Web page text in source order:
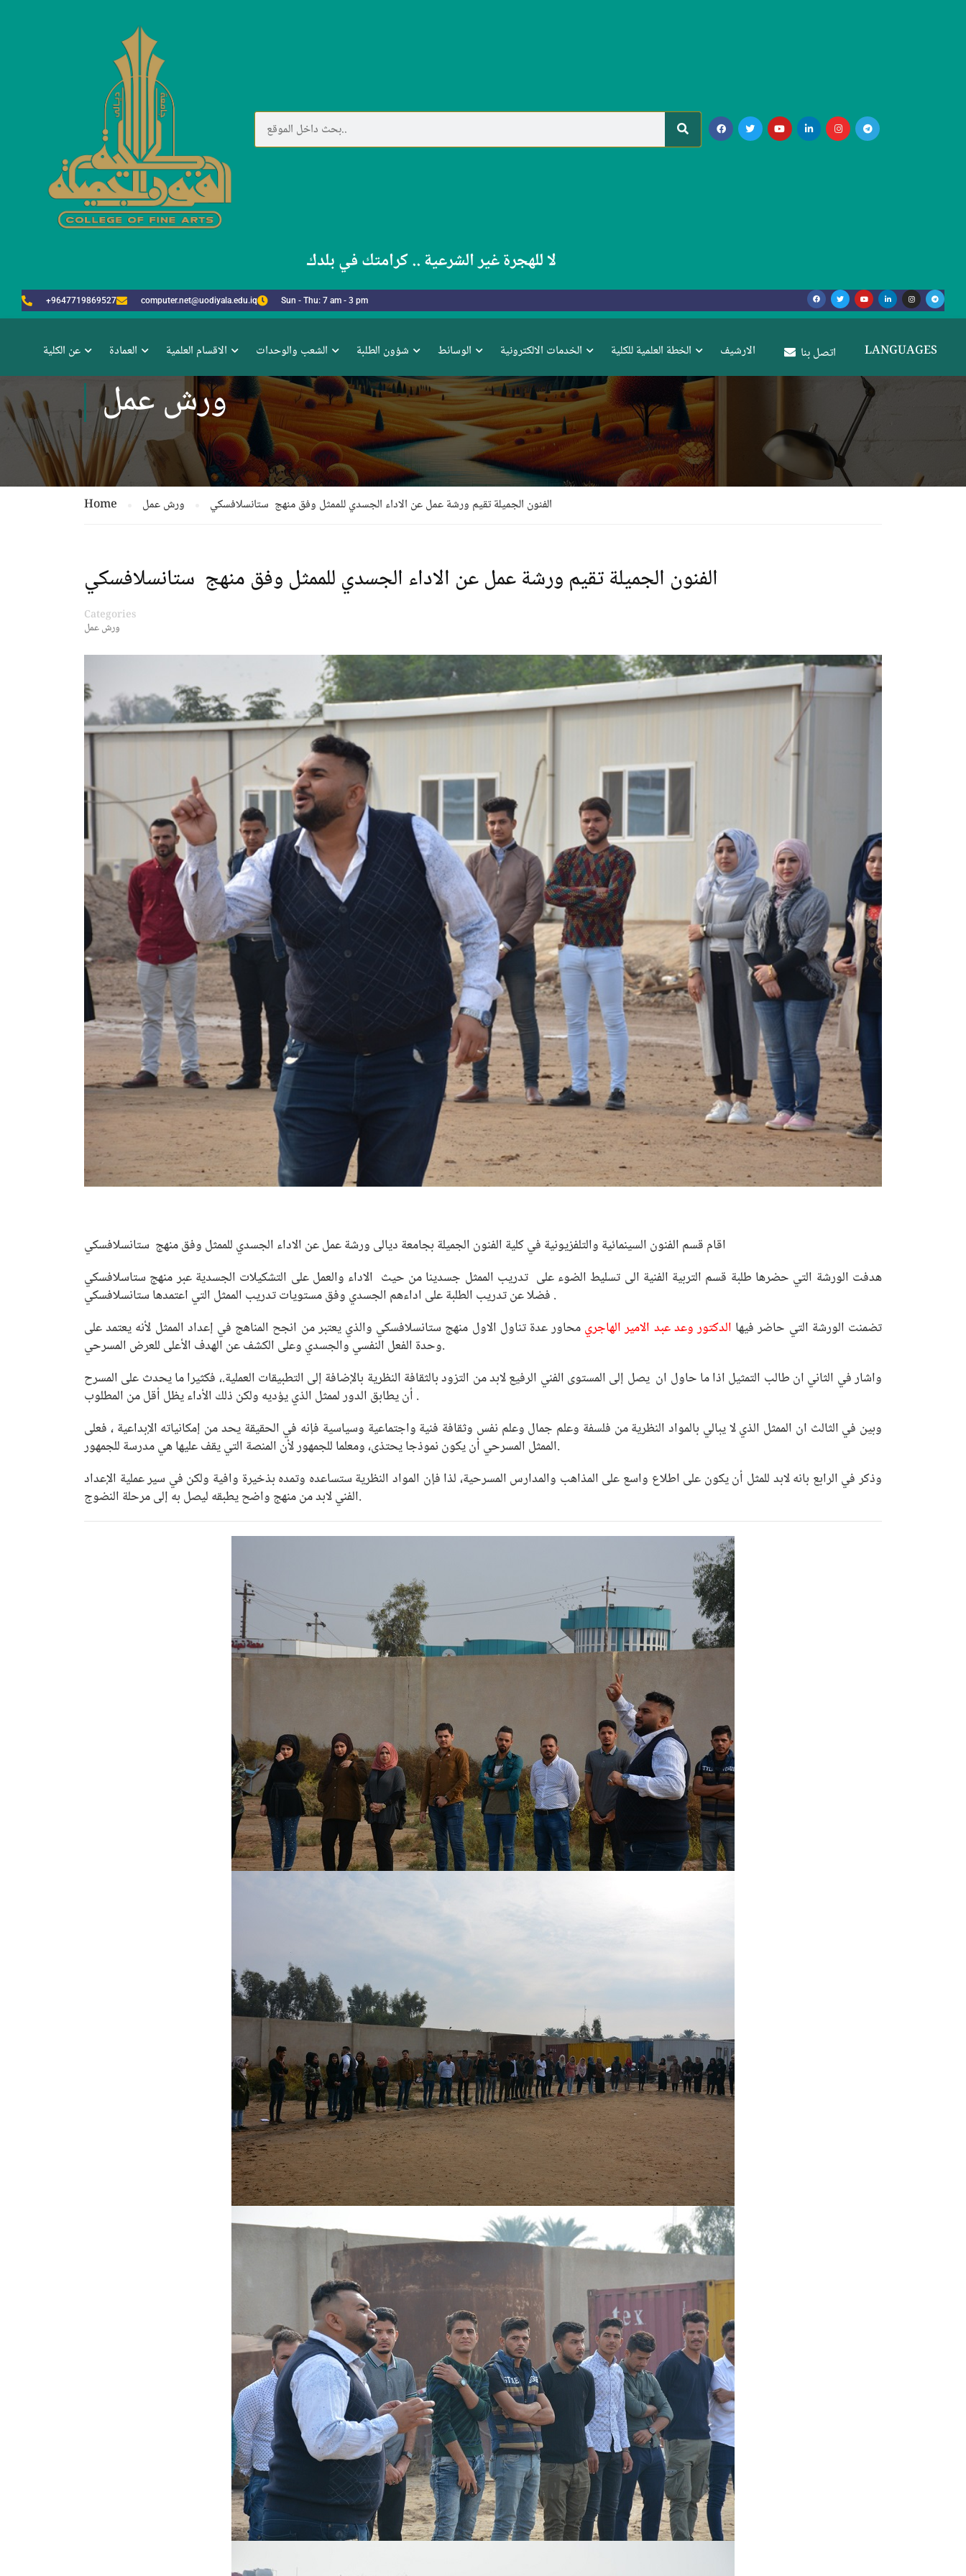
لا للهجرة غير الشرعية .. كرامتك في بلدك
+9647719869527 computer.net@uodiyala.edu.iq Sun - Thu: 7 am - 3 pm
عن الكلية العمادة الاقسام العلمية الشعب والوحدات شؤون الطلبة الوسائط الخدمات الالكترونية الخطة العلمية للكلية الارشيف اتصل بنا LANGUAGES
ورش عمل
Home ورش عمل الفنون الجميلة تقيم ورشة عمل عن الاداء الجسدي للممثل وفق منهج ستانسلافسكي
الفنون الجميلة تقيم ورشة عمل عن الاداء الجسدي للممثل وفق منهج ستانسلافسكي
Categories
ورش عمل
اقام قسم الفنون السينمائية والتلفزيونية في كلية الفنون الجميلة بجامعة ديالى ورشة عمل عن الاداء الجسدي للممثل وفق منهج ستانسلافسكي
هدفت الورشة التي حضرها طلبة قسم التربية الفنية الى تسليط الضوء على تدريب الممثل جسدينا من حيث الاداء والعمل على التشكيلات الجسدية عبر منهج ستاسلافسكي
فضلا عن تدريب الطلبة على اداءهم الجسدي وفق مستويات تدريب الممثل التي اعتمدها ستانسلافسكي .
تضمنت الورشة التي حاضر فيها الدكتور وعد عبد الامير الهاجري محاور عدة تناول الاول منهج ستانسلافسكي والذي يعتبر من انجح المناهج في إعداد الممثل لأنه يعتمد على
وحدة الفعل النفسي والجسدي وعلى الكشف عن الهدف الأعلى للعرض المسرحي.
واشار في الثاني ان طالب التمثيل اذا ما حاول ان يصل إلى المستوى الفني الرفيع لابد من التزود بالثقافة النظرية بالإضافة إلى التطبيقات العملية.، فكثيرا ما يحدث على المسرح
أن يطابق الدور لممثل الذي يؤديه ولكن ذلك الأداء يظل أقل من المطلوب .
وبين في الثالث ان الممثل الذي لا يبالي بالمواد النظرية من فلسفة وعلم جمال وعلم نفس وثقافة فنية واجتماعية وسياسية فإنه في الحقيقة يحد من إمكانياته الإبداعية ، فعلى
الممثل المسرحي أن يكون نموذجا يحتذى، ومعلما للجمهور لأن المنصة التي يقف عليها هي مدرسة للجمهور.
وذكر في الرابع بانه لابد للمثل أن يكون على اطلاع واسع على المذاهب والمدارس المسرحية، لذا فإن المواد النظرية ستساعده وتمده بذخيرة وافية ولكن في سير عملية الإعداد
الفني لابد من منهج واضح يطبقه ليصل به إلى مرحلة النضوج.